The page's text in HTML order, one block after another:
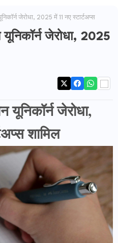
जेरोधा, 2025 में 11 नए स्टार्टअप्स
जेरोधा, 2025
जेरोधा,
शामिल